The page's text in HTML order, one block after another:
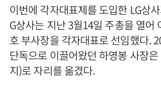
이번에 각자대표제를 도입한 LG상
G상사는 지난 3월14일 주총을 열어
호 부사장을 각자대표로 선임했다.
단독으로 이끌어왔던 하영봉 사장
지)로 자리를 옮겼다.